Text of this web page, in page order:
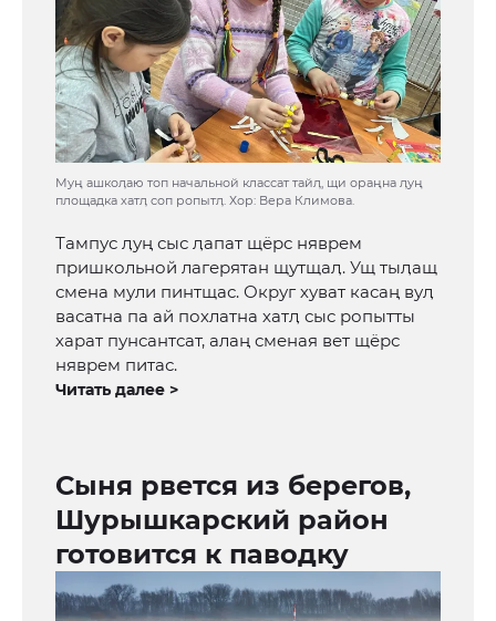
Муң ашкоӆаю топ начальной классат тайӆ, щи ораңна ӆуң
площадка хатӆ соп ропытӆ. Хор: Вера Климова.
Тампус ӆуң сыс ӆапат щёрс няврем
пришкольной лагерятан щутщаӆ. Ущ тыӆащ
смена мули пинтщас. Округ хуват касаң вуӆ
васатна па ай похлатна хатӆ сыс ропытты
харат пунсантсат, алаң сменая вет щёрс
няврем питас.
Читать далее >
Сыня рвется из берегов,
Шурышкарский район
готовится к паводку